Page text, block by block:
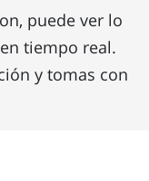
puede ver lo
tiempo real.
y tomas con